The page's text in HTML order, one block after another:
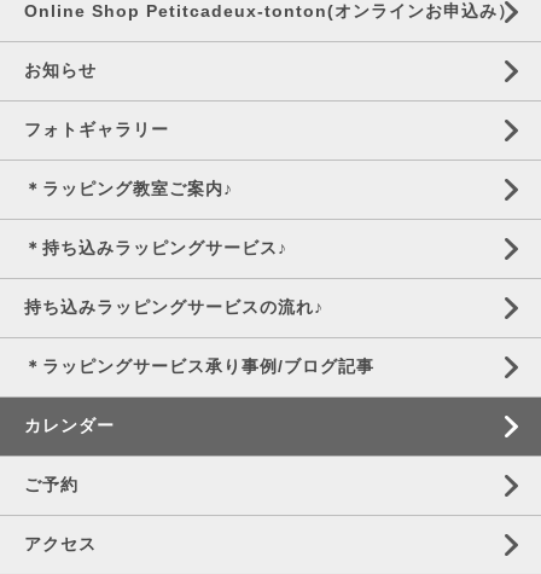
Online Shop Petitcadeux-tonton(オンラインお申込み）
お知らせ
フォトギャラリー
＊ラッピング教室ご案内♪
＊持ち込みラッピングサービス♪
持ち込みラッピングサービスの流れ♪
＊ラッピングサービス承り事例/ブログ記事
カレンダー
ご予約
アクセス